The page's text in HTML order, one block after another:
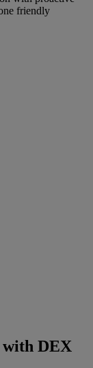
friendly
DEX